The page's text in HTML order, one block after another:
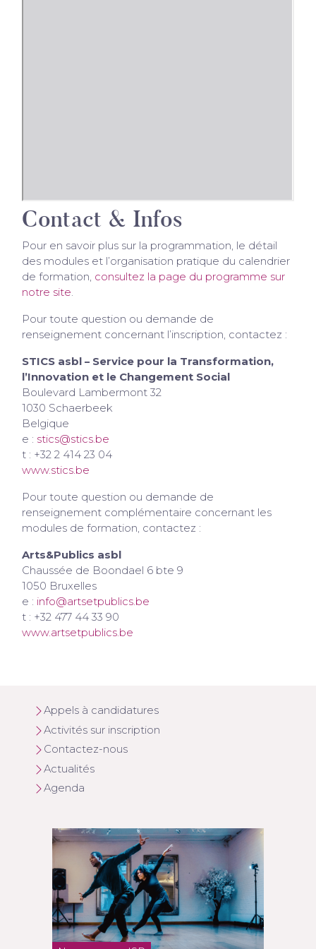
Contact & Infos
Pour en savoir plus sur la programmation, le détail
des modules et l’organisation pratique du calendrier
de formation, consultez la page du programme sur
notre site.
Pour toute question ou demande de
renseignement concernant l’inscription, contactez :
STICS asbl – Service pour la Transformation,
l’Innovation et le Changement Social
Boulevard Lambermont 32
1030 Schaerbeek
Belgique
e : stics@stics.be
t : +32 2 414 23 04
www.stics.be
Pour toute question ou demande de
renseignement complémentaire concernant les
modules de formation, contactez :
Arts&Publics asbl
Chaussée de Boondael 6 bte 9
1050 Bruxelles
e : info@artsetpublics.be
t : +32 477 44 33 90
www.artsetpublics.be
Appels à candidatures
Activités sur inscription
Contactez-nous
Actualités
Agenda